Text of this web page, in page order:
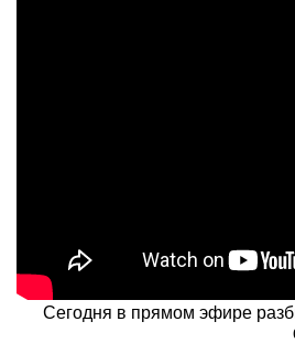
Cегодня в прямом эфире